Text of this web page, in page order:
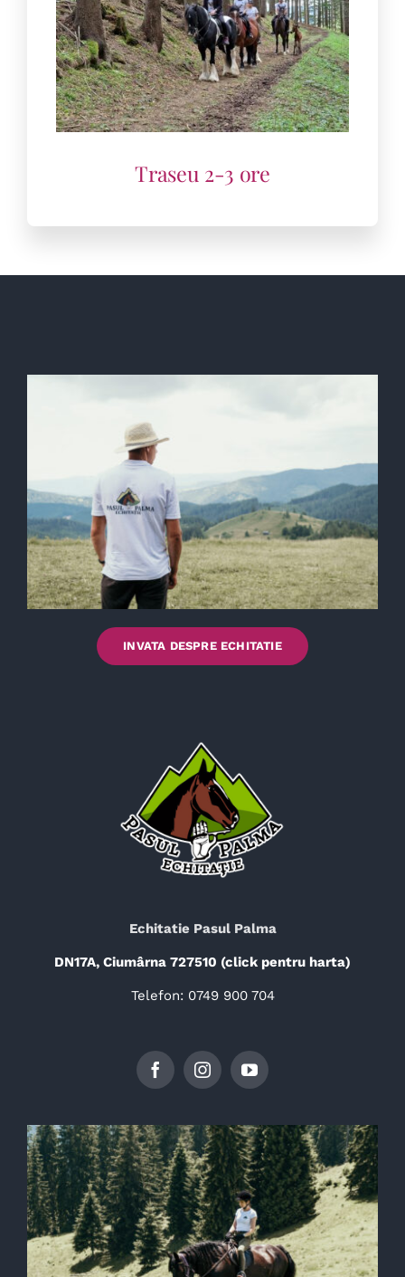
INVATA DESPRE ECHITATIE
Echitatie Pasul Palma
DN17A, Ciumârna 727510 (click pentru harta)
Telefon: 0749 900 704